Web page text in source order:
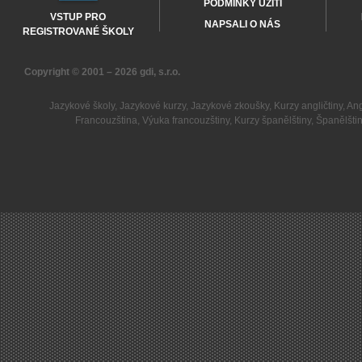
VSTUP PRO
REGISTROVANÉ ŠKOLY
PODMÍNKY UŽITÍ
NAPSALI O NÁS
Copyright © 2001 – 2026 gdi, s.r.o.
Jazykové školy, Jazykové kurzy, Jazykové zkoušky, Kurzy angličtiny,
Francouzština,Výuka francouzštiny, Kurzy španělštiny,